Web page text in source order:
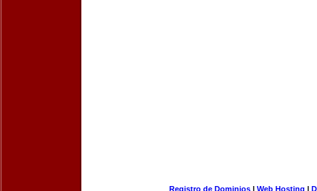
Registro de Dominios| Web Hosting |